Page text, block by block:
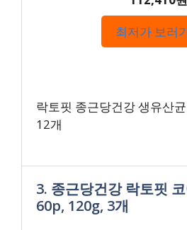
최저가 보러
락토핏 종근당건강 생유산
12개
3. 종근당건강 락토핏
60p, 120g, 3개